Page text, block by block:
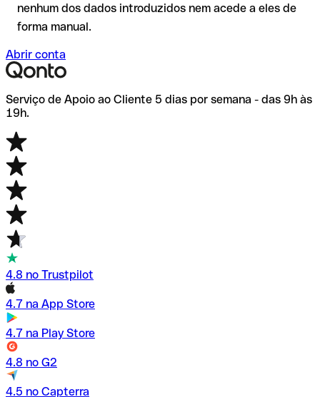
nenhum dos dados introduzidos nem acede a eles de
forma manual.
Abrir conta
Serviço de Apoio ao Cliente 5 dias por semana - das 9h às
19h.
4.8 no Trustpilot
4.7 na App Store
4.7 na Play Store
4.8 no G2
4.5 no Capterra